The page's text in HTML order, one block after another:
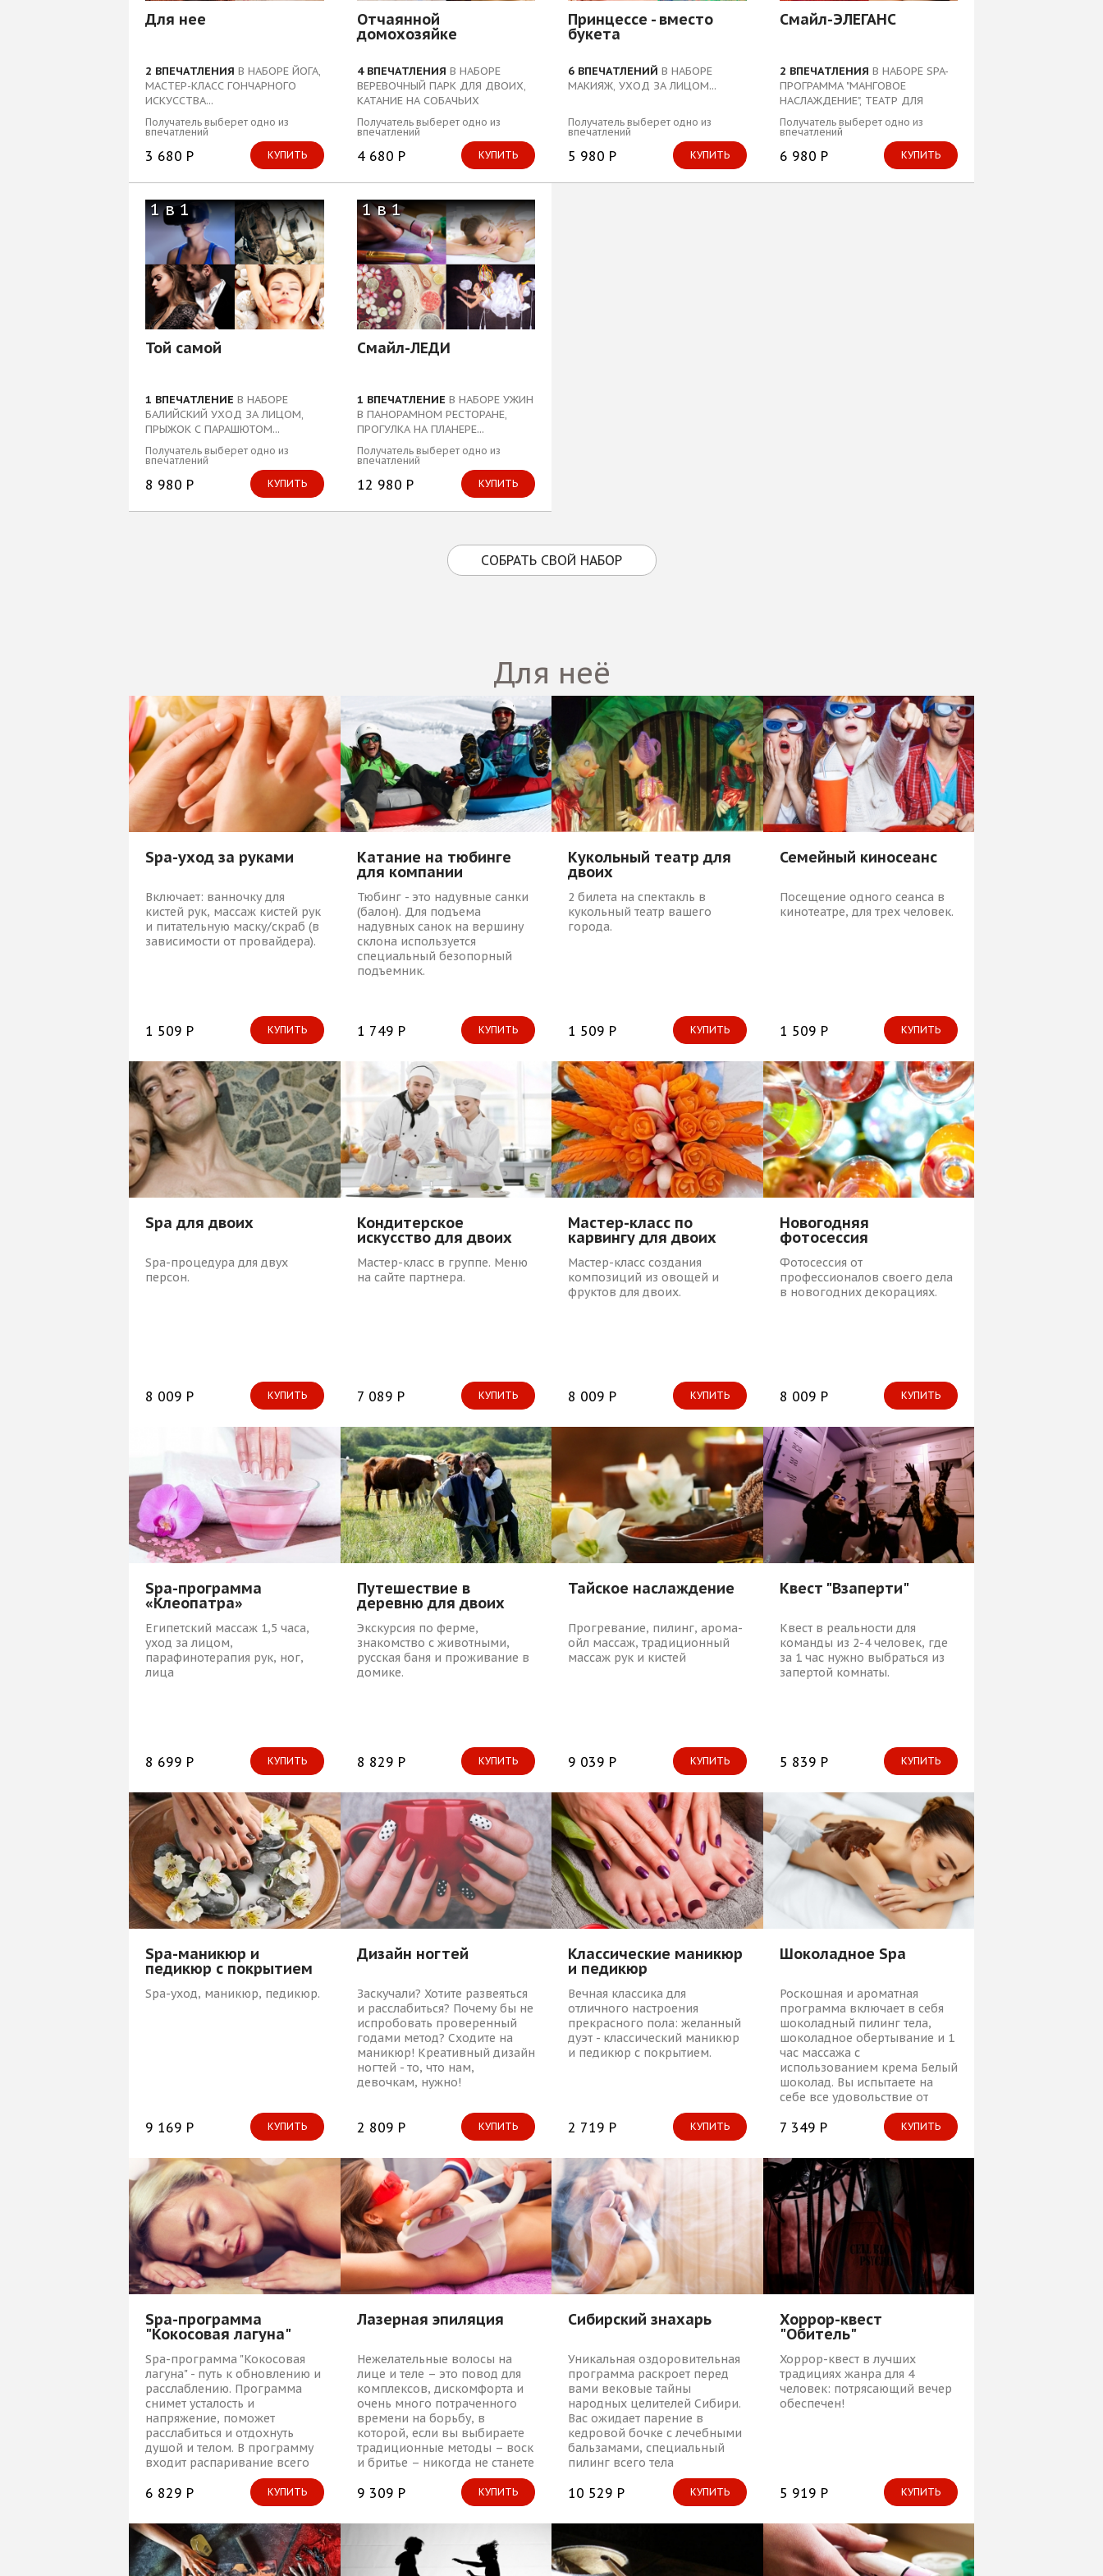
Для нее
2 ВПЕЧАТЛЕНИЯ В НАБОРЕ ЙОГА,
МАСТЕР-КЛАСС ГОНЧАРНОГО
ИСКУССТВА...
Получатель выберет одно из
впечатлений
3 680 Р КУПИТЬ
Отчаянной
домохозяйке
4 ВПЕЧАТЛЕНИЯ В НАБОРЕ
ВЕРЕВОЧНЫЙ ПАРК ДЛЯ ДВОИХ,
КАТАНИЕ НА СОБАЧЬИХ
УПРЯЖКАХ...
Получатель выберет одно из
впечатлений
4 680 Р КУПИТЬ
Принцессе - вместо
букета
6 ВПЕЧАТЛЕНИЙ В НАБОРЕ
МАКИЯЖ, УХОД ЗА ЛИЦОМ...
Получатель выберет одно из
впечатлений
5 980 Р КУПИТЬ
Смайл-ЭЛЕГАНС
2 ВПЕЧАТЛЕНИЯ В НАБОРЕ SPA-
ПРОГРАММА "МАНГОВОЕ
НАСЛАЖДЕНИЕ", ТЕАТР ДЛЯ
ДВОИХ...
Получатель выберет одно из
впечатлений
6 980 Р КУПИТЬ
1 в 1
Той самой
1 ВПЕЧАТЛЕНИЕ В НАБОРЕ
БАЛИЙСКИЙ УХОД ЗА ЛИЦОМ,
ПРЫЖОК С ПАРАШЮТОМ...
Получатель выберет одно из
впечатлений
8 980 Р КУПИТЬ
1 в 1
Смайл-ЛЕДИ
1 ВПЕЧАТЛЕНИЕ В НАБОРЕ УЖИН
В ПАНОРАМНОМ РЕСТОРАНЕ,
ПРОГУЛКА НА ПЛАНЕРЕ...
Получатель выберет одно из
впечатлений
12 980 Р КУПИТЬ
СОБРАТЬ СВОЙ НАБОР
Для неё
Spa-уход за руками
Включает: ванночку для
кистей рук, массаж кистей рук
и питательную маску/скраб (в
зависимости от провайдера).
1 509 Р КУПИТЬ
Катание на тюбинге
для компании
Тюбинг - это надувные санки
(балон). Для подъема
надувных санок на вершину
склона используется
специальный безопорный
подъемник.
1 749 Р КУПИТЬ
Кукольный театр для
двоих
2 билета на спектакль в
кукольный театр вашего
города.
1 509 Р КУПИТЬ
Семейный киносеанс
Посещение одного сеанса в
кинотеатре, для трех человек.
1 509 Р КУПИТЬ
Spa для двоих
Spa-процедура для двух
персон.
8 009 Р КУПИТЬ
Кондитерское
искусство для двоих
Мастер-класс в группе. Меню
на сайте партнера.
7 089 Р КУПИТЬ
Мастер-класс по
карвингу для двоих
Мастер-класс создания
композиций из овощей и
фруктов для двоих.
8 009 Р КУПИТЬ
Новогодняя
фотосессия
Фотосессия от
профессионалов своего дела
в новогодних декорациях.
8 009 Р КУПИТЬ
Spa-программа
«Клеопатра»
Египетский массаж 1,5 часа,
уход за лицом,
парафинотерапия рук, ног,
лица
8 699 Р КУПИТЬ
Путешествие в
деревню для двоих
Экскурсия по ферме,
знакомство с животными,
русская баня и проживание в
домике.
8 829 Р КУПИТЬ
Тайское наслаждение
Прогревание, пилинг, арома-
ойл массаж, традиционный
массаж рук и кистей
9 039 Р КУПИТЬ
Квест "Взаперти"
Квест в реальности для
команды из 2-4 человек, где
за 1 час нужно выбраться из
запертой комнаты.
5 839 Р КУПИТЬ
Spa-маникюр и
педикюр с покрытием
Spa-уход, маникюр, педикюр.
9 169 Р КУПИТЬ
Дизайн ногтей
Заскучали? Хотите развеяться
и расслабиться? Почему бы не
испробовать проверенный
годами метод? Сходите на
маникюр! Креативный дизайн
ногтей - то, что нам,
девочкам, нужно!
2 809 Р КУПИТЬ
Классические маникюр
и педикюр
Вечная классика для
отличного настроения
прекрасного пола: желанный
дуэт - классический маникюр
и педикюр с покрытием.
2 719 Р КУПИТЬ
Шоколадное Spa
Роскошная и ароматная
программа включает в себя
шоколадный пилинг тела,
шоколадное обертывание и 1
час массажа с
использованием крема Белый
шоколад. Вы испытаете на
себе все удовольствие от
расслабляющих spa-процедур
и восхитительного аромата,
дразнящего и сводящего с
ума!
7 349 Р КУПИТЬ
Spa-программа
"Кокосовая лагуна"
Spa-программа "Кокосовая
лагуна" - путь к обновлению и
расслаблению. Программа
снимет усталость и
напряжение, поможет
расслабиться и отдохнуть
душой и телом. В программу
входит распаривание всего
тела, которое откроет поры и
подготовит тело к следующей
процедуре - нежнейшему
пилингу тела, обновляющему
кожу. Подарите себе день без
забот!
6 829 Р КУПИТЬ
Лазерная эпиляция
Нежелательные волосы на
лице и теле – это повод для
комплексов, дискомфорта и
очень много потраченного
времени на борьбу, в
которой, если вы выбираете
традиционные методы – воск
и бритье – никогда не станете
9 309 Р КУПИТЬ
Сибирский знахарь
Уникальная оздоровительная
программа раскроет перед
вами вековые тайны
народных целителей Сибири.
Вас ожидает парение в
кедровой бочке с лечебными
бальзамами, специальный
пилинг всего тела
измельчёнными кедровыми
орешками и энергетический
10 529 Р КУПИТЬ
Хоррор-квест
"Обитель"
Хоррор-квест в лучших
традициях жанра для 4
человек: потрясающий вечер
обеспечен!
5 919 Р КУПИТЬ